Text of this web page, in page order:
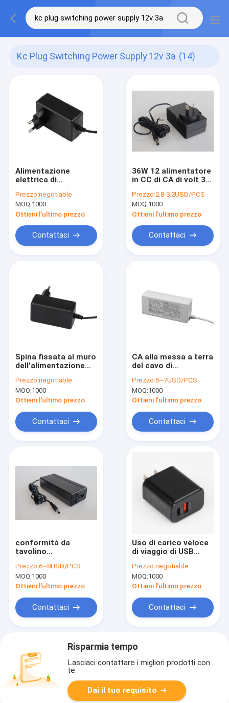
Kc Plug Switching Power Supply 12v 3a (14)
Alimentazione
elettrica di
universale di CC 12v
di CA
dell'alimentazione
elettrica con la spina
del KC
Prezzo:negotiable
MOQ:1000
Ottieni l'ultimo prezzo
Contattaci
36W 12 alimentatore
in CC di CA di volt 3A
elettrodomestici
della spina
dell'Austria
Prezzo:2.8-3.2USD/PCS
MOQ:1000
Ottieni l'ultimo prezzo
Contattaci
Spina fissata al muro
dell'alimentazione
CA 3A 36W UE con
approvazione
EN62368
Prezzo:negotiable
MOQ:1000
Ottieni l'ultimo prezzo
Contattaci
CA alla messa a terra
del cavo di
dell'adattatore
dell'alimentazione
elettrica della classe
corrente continua
12v 12v 5a
Prezzo:5~7USD/PCS
MOQ:1000
Ottieni l'ultimo prezzo
Contattaci
conformità da
tavolino
elettrica di
commutazione
dell'adattatore di
IEC61558
Prezzo:6~8USD/PCS
MOQ:1000
Ottieni l'ultimo prezzo
Contattaci
Uso di carico veloce
di viaggio di USB
elettrica di 18W 5V
3A per il telefono
cellulare
Prezzo:negotiable
MOQ:1000
Ottieni l'ultimo prezzo
Contattaci
Risparmia tempo
Lasciaci contattare i migliori prodotti con
te.
Dai il tuo requisito